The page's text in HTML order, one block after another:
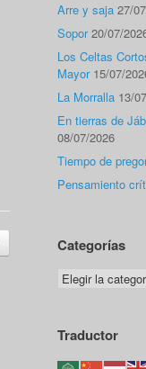
Arre y saja 27/
Sopor 20/07/
Los Celtas
Mayor 15/07/
La Morralla 13/
En tierras de
08/07/2026
Tiempo de
Pensamiento
Categorías
Categorías
Traductor